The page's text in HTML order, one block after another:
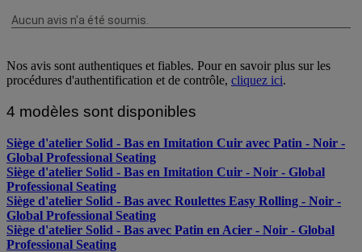
Nos avis sont authentiques et fiables. Pour en savoir plus sur les
procédures d'authentification et de contrôle, cliquez ici.
4 modèles sont disponibles
Siège d'atelier Solid - Bas en Imitation Cuir avec Patin - Noir -
Global Professional Seating
Siège d'atelier Solid - Bas en Imitation Cuir - Noir - Global
Professional Seating
Siège d'atelier Solid - Bas avec Roulettes Easy Rolling - Noir -
Global Professional Seating
Siège d'atelier Solid - Bas avec Patin en Acier - Noir - Global
Professional Seating